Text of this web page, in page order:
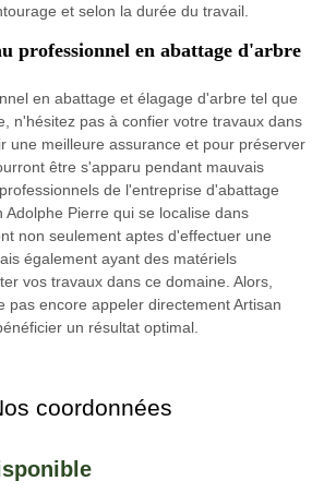
et selon la durée du travail.
professionnel en abattage d'arbre
en abattage et élagage d'arbre tel que
n'hésitez pas à confier votre travaux dans
une meilleure assurance et pour préserver
être s'apparu pendant mauvais
de l'entreprise d'abattage
Adolphe Pierre qui se localise dans
non seulement aptes d'effectuer une
également ayant des matériels
vos travaux dans ce domaine. Alors,
pas encore appeler directement Artisan
un résultat optimal.
coordonnées